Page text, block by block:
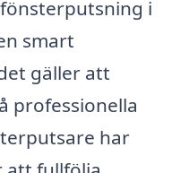
i
smart
gäller att
professionella
har